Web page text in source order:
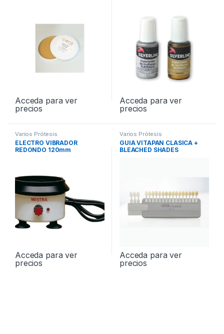
Acceda para ver
precios
Acceda para ver
precios
Varios Prótesis
ELECTRO VIBRADOR
REDONDO 120mm
Acceda para ver
precios
Varios Prótesis
GUIA VITAPAN CLASICA +
BLEACHED SHADES
Acceda para ver
precios